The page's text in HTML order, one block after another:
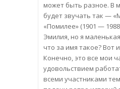
может быть разное. В
будет звучать так —
«Помилее» (1901 —
Эмилия, но я
что за имя такое? Вот
Конечно, это все мои
удовольствием
всеми участниками